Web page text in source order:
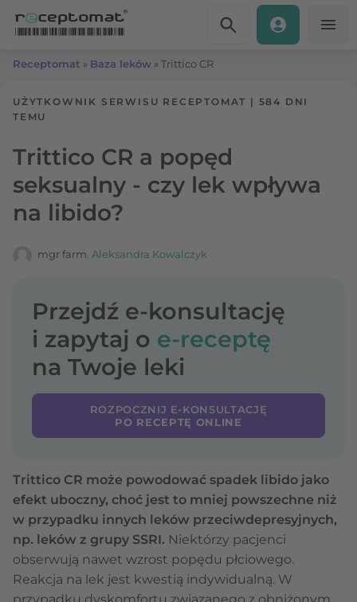
Receptomat » Baza leków » Trittico CR
UŻYTKOWNIK SERWISU RECEPTOMAT | 584 DNI
TEMU
Trittico CR a popęd
seksualny - czy lek wpływa
na libido?
mgr farm. Aleksandra Kowalczyk
Przejdź e-konsultację
i zapytaj o e-receptę
na Twoje leki
ROZPOCZNIJ E-KONSULTACJĘ
PO RECEPTĘ ONLINE
Trittico CR może powodować spadek libido jako
efekt uboczny, choć jest to mniej powszechne niż
w przypadku innych leków przeciwdepresyjnych,
np. leków z grupy SSRI. Niektórzy pacjenci
obserwują nawet wzrost popędu płciowego.
Reakcja na lek jest kwestią indywidualną. W